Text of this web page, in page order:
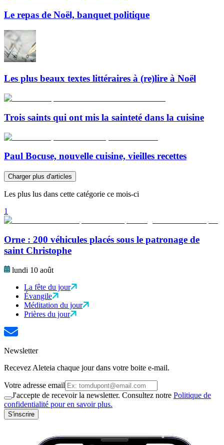
Le repas de Noël, banquet politique
Les plus beaux textes littéraires à (re)lire à Noël
Trois saints qui ont mis la sainteté dans la cuisine
Paul Bocuse, nouvelle cuisine, vieilles recettes
Charger plus d'articles
Les plus lus dans cette catégorie ce mois-ci
1
Orne : 200 véhicules placés sous le patronage de
saint Christophe
lundi 10 août
La fête du jour
Évangile
Méditation du jour
Prières du jour
Newsletter
Recevez Aleteia chaque jour dans votre boite e-mail.
Votre adresse email
J'accepte de recevoir la newsletter. Consultez notre Politique de
confidentialité pour en savoir plus.
S'inscrire